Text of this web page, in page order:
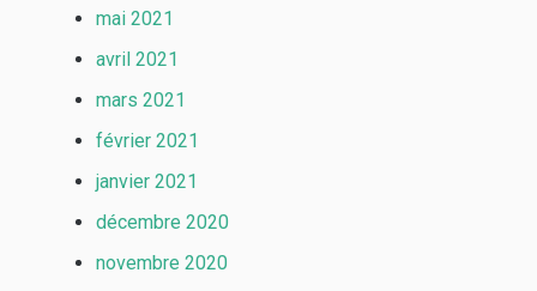
mai 2021
avril 2021
mars 2021
février 2021
janvier 2021
décembre 2020
novembre 2020